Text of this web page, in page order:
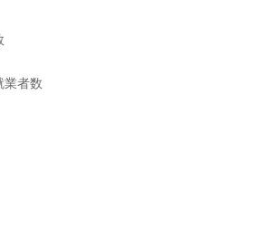
業者数